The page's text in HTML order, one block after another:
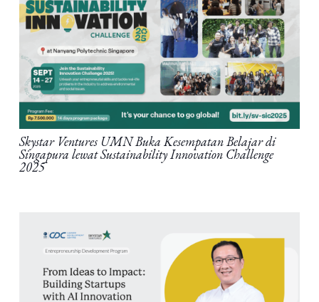
Skystar Ventures UMN Buka Kesempatan Belajar di
Singapura lewat Sustainability Innovation Challenge
2025